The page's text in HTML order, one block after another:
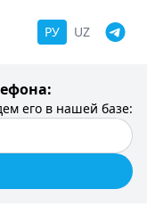
РУ UZ
его в нашей базе: